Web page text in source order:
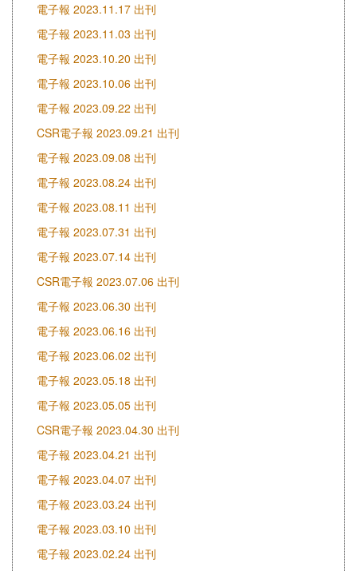
電子報 2023.11.17 出刊
電子報 2023.11.03 出刊
電子報 2023.10.20 出刊
電子報 2023.10.06 出刊
電子報 2023.09.22 出刊
CSR電子報 2023.09.21 出刊
電子報 2023.09.08 出刊
電子報 2023.08.24 出刊
電子報 2023.08.11 出刊
電子報 2023.07.31 出刊
電子報 2023.07.14 出刊
CSR電子報 2023.07.06 出刊
電子報 2023.06.30 出刊
電子報 2023.06.16 出刊
電子報 2023.06.02 出刊
電子報 2023.05.18 出刊
電子報 2023.05.05 出刊
CSR電子報 2023.04.30 出刊
電子報 2023.04.21 出刊
電子報 2023.04.07 出刊
電子報 2023.03.24 出刊
電子報 2023.03.10 出刊
電子報 2023.02.24 出刊